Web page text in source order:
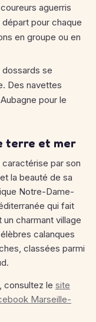
aguerris
pour chaque
en groupe ou en
dossards se
Des navettes
pour le
terre et mer
par son
la beauté de sa
Notre-Dame-
qui fait
charmant village
calanques
classées parmi
consultez le site
Marseille-